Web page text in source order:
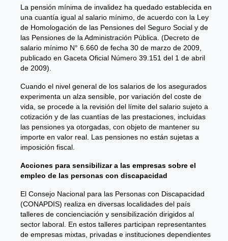
La pensión mínima de invalidez ha quedado establecida en
una cuantía igual al salario mínimo, de acuerdo con la Ley
de Homologación de las Pensiones del Seguro Social y de
las Pensiones de la Administración Pública. (Decreto de
salario mínimo N° 6.660 de fecha 30 de marzo de 2009,
publicado en Gaceta Oficial Número 39.151 del 1 de abril
de 2009).
Cuando el nivel general de los salarios de los asegurados
experimenta un alza sensible, por variación del coste de
vida, se procede a la revisión del límite del salario sujeto a
cotización y de las cuantías de las prestaciones, incluidas
las pensiones ya otorgadas, con objeto de mantener su
importe en valor real. Las pensiones no están sujetas a
imposición fiscal.
Acciones para sensibilizar a las empresas sobre el
empleo de las personas con discapacidad
El Consejo Nacional para las Personas con Discapacidad
(CONAPDIS) realiza en diversas localidades del país
talleres de concienciación y sensibilización dirigidos al
sector laboral. En estos talleres participan representantes
de empresas mixtas, privadas e instituciones dependientes